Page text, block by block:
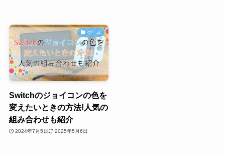
ゲーム
Switchのジョイコンの色を
変えたいときの方法!人気の
組み合わせも紹介
2024年7月5日 2025年5月6日